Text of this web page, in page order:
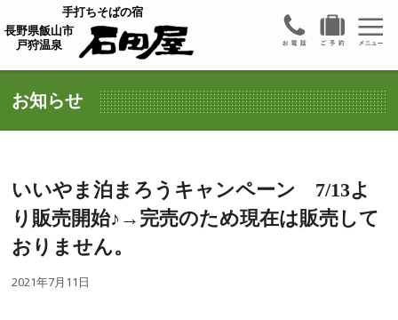
手打ちそばの宿
長野県飯山市
戸狩温泉
お知らせ
いいやま泊まろうキャンペーン 7/13よ
り販売開始♪→完売のため現在は販売して
おりません。
2021年7月11日